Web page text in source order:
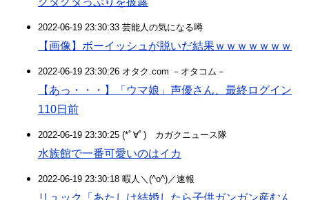
2022-06-19 23:30:33 芸能人の気になる噂
【画像】ボーイッシュが脱いだ結果ｗｗｗｗｗｗｗ
2022-06-19 23:30:26 オタク.com －オタコム－
【あっ・・・】「ウマ娘」声優さん、最終ログイン
110日前
2022-06-19 23:30:25 (*ﾟ∀ﾟ)ゞカガクニュース隊
水族館で一番可愛いのはイカ
2022-06-19 23:30:18 暇人＼(^o^)／速報
リュック「あたしは結婚したら子供ガンガン産むん